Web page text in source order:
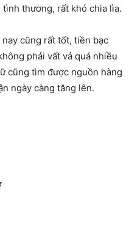
thương, rất khó chia lìa.
cũng rất tốt, tiền bạc
phải vất vả quá nhiều
cũng tìm được nguồn hàng
ngày càng tăng lên.